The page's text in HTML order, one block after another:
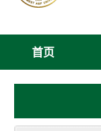
首页